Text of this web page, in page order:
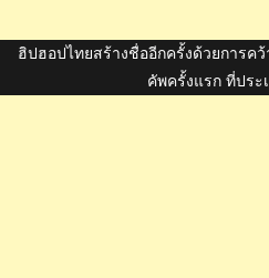
ฮิปฮอปไทยสร้างชื่ออีกครั้งด้วยการค
คัพครั้งแรก ที่ประ